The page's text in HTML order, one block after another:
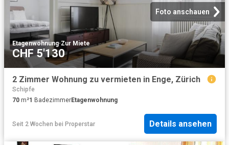
Foto anschauen
Etagenwohnung·Zur Miete
CHF 5'130
2 Zimmer Wohnung zu vermieten in Enge, Zürich
Schipfe
70 m²1 BadezimmerEtagenwohnung
Seit 2 Wochen bei Properstar Details ansehen